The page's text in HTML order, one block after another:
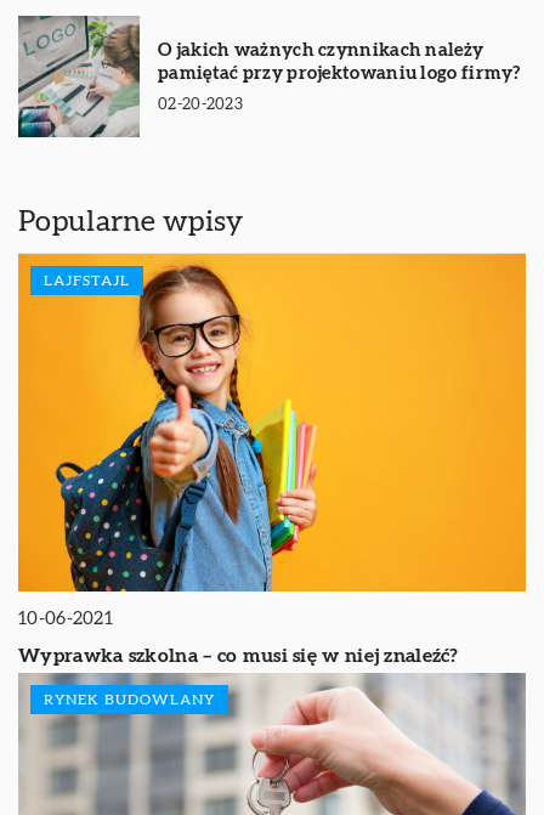
O jakich ważnych czynnikach należy
pamiętać przy projektowaniu logo firmy?
02-20-2023
Popularne wpisy
LAJFSTAJL
10-06-2021
Wyprawka szkolna – co musi się w niej znaleźć?
RYNEK BUDOWLANY